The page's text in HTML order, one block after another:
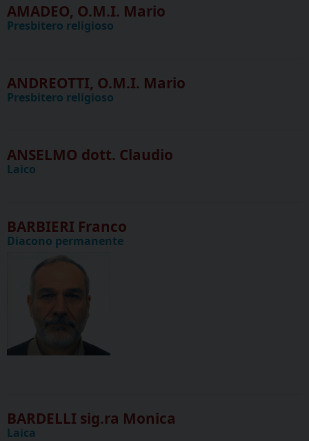
AMADEO, O.M.I. Mario
Presbitero religioso
ANDREOTTI, O.M.I. Mario
Presbitero religioso
ANSELMO dott. Claudio
Laico
BARBIERI Franco
Diacono permanente
BARDELLI sig.ra Monica
Laica